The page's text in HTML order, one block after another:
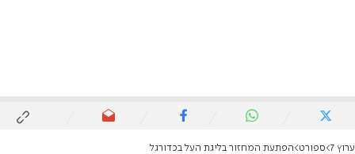
ערוץ 7 ספורט הפתעת המחזור בליגת העל בכדורגל